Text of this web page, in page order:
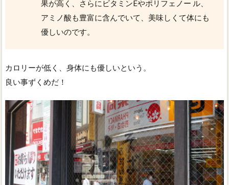
果が高く、さらにビタミンEやポリフェノー ル、
アミノ酸も豊富に含んでいて、美味しくて体にも
優しいのです。
カロリーが低く、身体にも優しいという。
良い事ずくめだ！